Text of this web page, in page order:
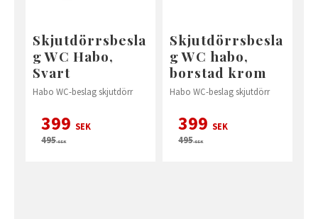
Skjutdörrsbesla
g WC Habo,
Svart
Habo WC-beslag skjutdörr
399 SEK
495SEK
Skjutdörrsbesla
g WC habo,
borstad krom
Habo WC-beslag skjutdörr
399 SEK
495SEK